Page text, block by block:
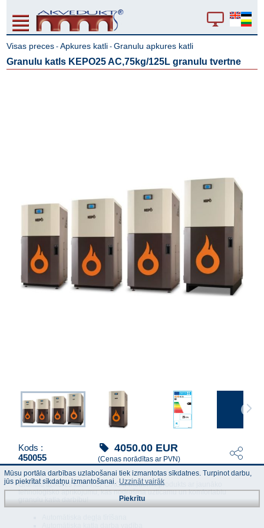
Visas preces -Apkures katli -Granulu apkures katli
Granulu katls KEPO25 AC,75kg/125L granulu tvertne
Kods :
450055
4050.00 EUR
(Cenas norādītas ar PVN)
Granulu apkures katls KEPO AC ir moderns produkts ar jaunāko
tehnoloģisko aprīkojumu, kas nodrošina uzticamu un komfortablu
granulu katla darbību!
Mūsu portāla darbības uzlabošanai tiek izmantotas sīkdatnes. Turpinot darbu,
jūs piekrītat sīkdatņu izmantošanai. Uzzināt vairāk
Piekrītu